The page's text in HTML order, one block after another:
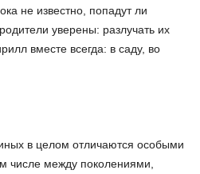
не известно, попадут ли
уверены: разлучать их
вместе всегда: в саду, во
в целом отличаются особыми
числе между поколениями,